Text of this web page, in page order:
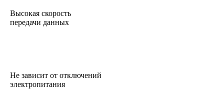
Высокая скорость
передачи данных
Не зависит от отключений
электропитания